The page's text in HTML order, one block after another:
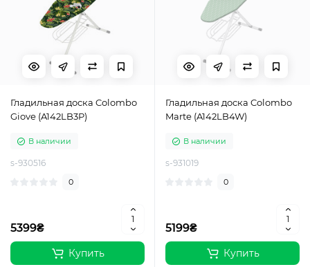
Гладильная доска Colombo
Giove (A142LB3P)
В наличии
s-930516
0
5399₴
Купить
Гладильная доска Colombo
Marte (A142LB4W)
В наличии
s-931019
0
5199₴
Купить